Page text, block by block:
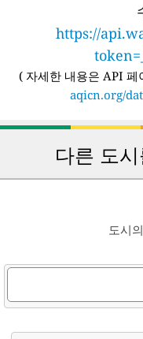
https://
( 자세한 내용은 API 페
aqicn.org/
다른 도
도시